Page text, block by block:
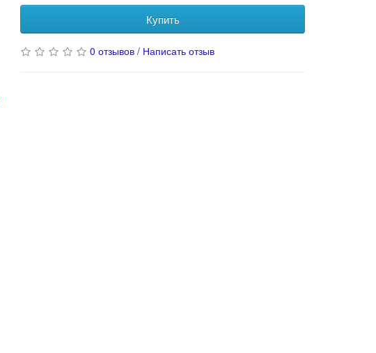
Купить
0 отзывов / Написать отзыв